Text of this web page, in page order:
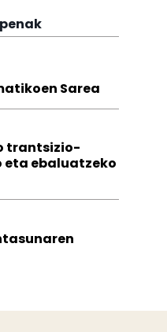
Sarea
trantsizio-
ebaluatzeko